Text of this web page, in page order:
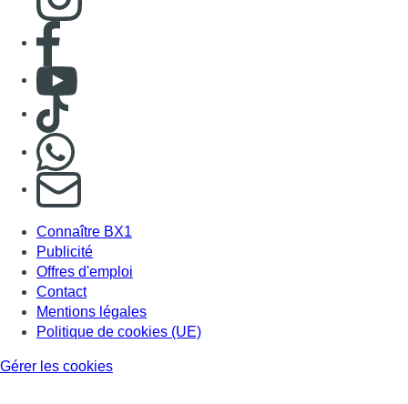
Consulter page Facebook
Consulter Youtube
Consulter TikTok
S'abonner à notre newsletter
Connaître BX1
Publicité
Offres d'emploi
Contact
Mentions légales
Politique de cookies (UE)
Gérer les cookies